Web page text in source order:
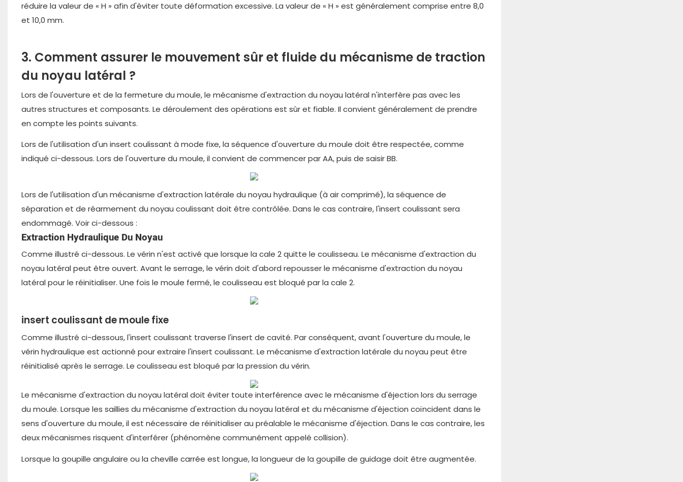
réduire la valeur de « H » afin d'éviter toute déformation excessive. La valeur de « H » est généralement comprise entre 8,0
et 10,0 mm.
3. Comment assurer le mouvement sûr et fluide du mécanisme de traction
du noyau latéral ?
Lors de l'ouverture et de la fermeture du moule, le mécanisme d'extraction du noyau latéral n'interfère pas avec les
autres structures et composants. Le déroulement des opérations est sûr et fiable. Il convient généralement de prendre
en compte les points suivants.
Lors de l'utilisation d'un insert coulissant à mode fixe, la séquence d'ouverture du moule doit être respectée, comme
indiqué ci-dessous. Lors de l'ouverture du moule, il convient de commencer par AA, puis de saisir BB.
Lors de l'utilisation d'un mécanisme d'extraction latérale du noyau hydraulique (à air comprimé), la séquence de
séparation et de réarmement du noyau coulissant doit être contrôlée. Dans le cas contraire, l'insert coulissant sera
endommagé. Voir ci-dessous :
Extraction Hydraulique Du Noyau
Comme illustré ci-dessous. Le vérin n'est activé que lorsque la cale 2 quitte le coulisseau. Le mécanisme d'extraction du
noyau latéral peut être ouvert. Avant le serrage, le vérin doit d'abord repousser le mécanisme d'extraction du noyau
latéral pour le réinitialiser. Une fois le moule fermé, le coulisseau est bloqué par la cale 2.
insert coulissant de moule fixe
Comme illustré ci-dessous, l'insert coulissant traverse l'insert de cavité. Par conséquent, avant l'ouverture du moule, le
vérin hydraulique est actionné pour extraire l'insert coulissant. Le mécanisme d'extraction latérale du noyau peut être
réinitialisé après le serrage. Le coulisseau est bloqué par la pression du vérin.
Le mécanisme d'extraction du noyau latéral doit éviter toute interférence avec le mécanisme d'éjection lors du serrage
du moule. Lorsque les saillies du mécanisme d'extraction du noyau latéral et du mécanisme d'éjection coïncident dans le
sens d'ouverture du moule, il est nécessaire de réinitialiser au préalable le mécanisme d'éjection. Dans le cas contraire, les
deux mécanismes risquent d'interférer (phénomène communément appelé collision).
Lorsque la goupille angulaire ou la cheville carrée est longue, la longueur de la goupille de guidage doit être augmentée.